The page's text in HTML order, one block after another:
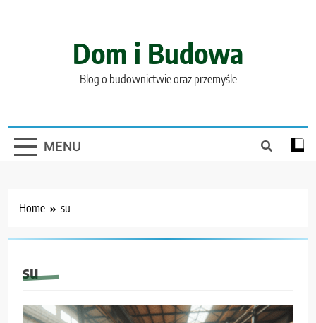
Dom i Budowa
Blog o budownictwie oraz przemyśle
MENU
Home su
su